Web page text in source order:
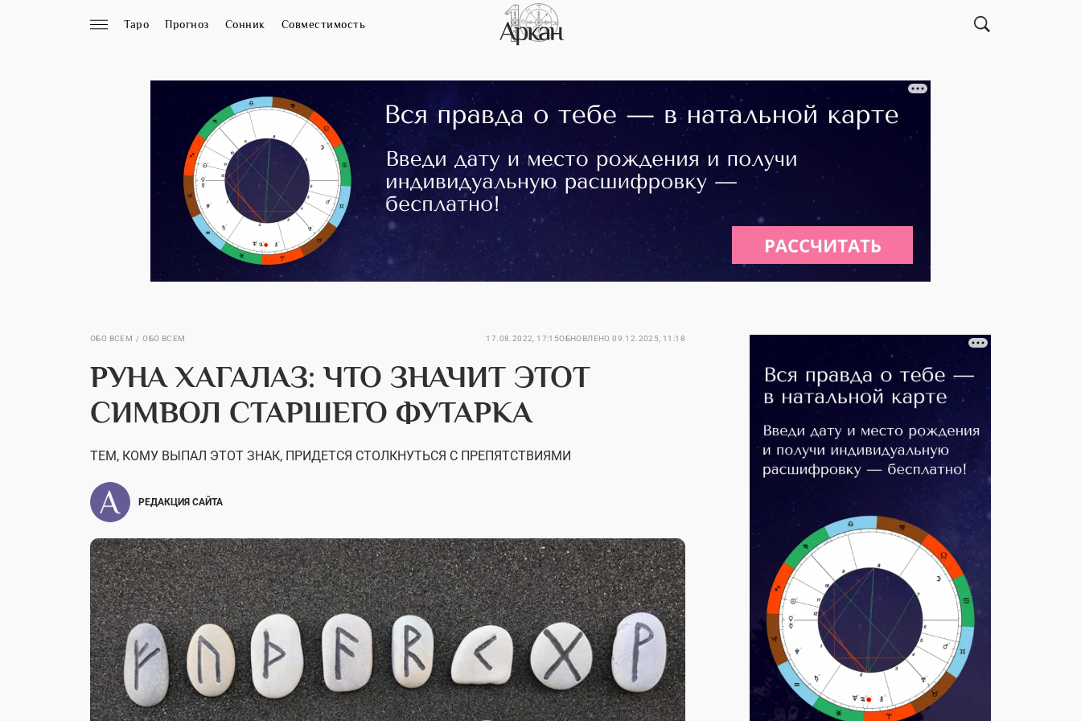
Таро Прогноз Сонник Совместимость
ОБО ВСЕМ ОБО ВСЕМ 17.08.2022, 17:15ОБНОВЛЕНО 09.12.2025, 11:18
РУНА ХАГАЛАЗ: ЧТО ЗНАЧИТ ЭТОТ
СИМВОЛ СТАРШЕГО ФУТАРКА
ТЕМ, КОМУ ВЫПАЛ ЭТОТ ЗНАК, ПРИДЕТСЯ СТОЛКНУТЬСЯ С ПРЕПЯТСТВИЯМИ
РЕДАКЦИЯ САЙТА